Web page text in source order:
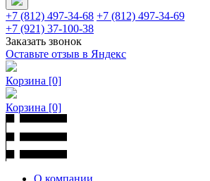
+7 (812) 497-34-68 +7 (812) 497-34-69
+7 (921) 37-100-38
Заказать звонок
Оставьте отзыв в Яндекс
Корзина [0]
Корзина [0]
О компании